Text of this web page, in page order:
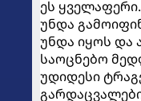
ეს
უნდა
უნდა იყოს და
საოცნებო
უდიდესი